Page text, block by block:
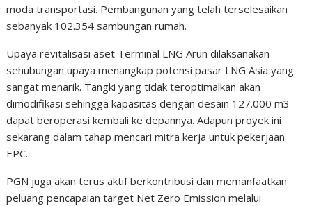
moda transportasi. Pembangunan yang telah terselesaikan
sebanyak 102.354 sambungan rumah.
Upaya revitalisasi aset Terminal LNG Arun dilaksanakan
sehubungan upaya menangkap potensi pasar LNG Asia yang
sangat menarik. Tangki yang tidak teroptimalkan akan
dimodifikasi sehingga kapasitas dengan desain 127.000 m3
dapat beroperasi kembali ke depannya. Adapun proyek ini
sekarang dalam tahap mencari mitra kerja untuk pekerjaan
EPC.
PGN juga akan terus aktif berkontribusi dan memanfaatkan
peluang pencapaian target Net Zero Emission melalui